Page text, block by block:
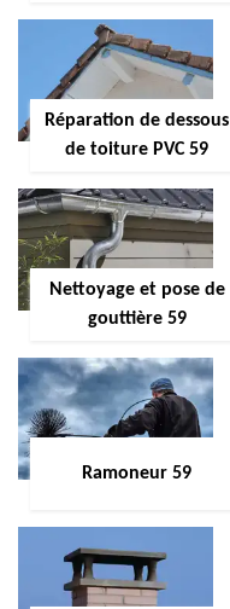
Réparation de dessous
de toiture PVC 59
Nettoyage et pose de
gouttière 59
Ramoneur 59